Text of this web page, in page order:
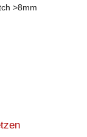
>8mm